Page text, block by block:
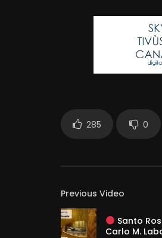
285 0
Previous Video
Santo
Carlo M.